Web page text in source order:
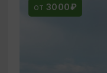
ОТ 3000₽